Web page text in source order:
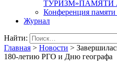
ТУРИЗМ»ПАМЯТИ
Конференция
Журнал
Найти:
Главная > Новости >
180-летию РГО и Дню географа